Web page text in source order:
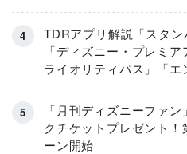
TDRアプリ解説「スタン
「ディズニー・プレミ
ライオリティパス」「エ
とは
「月刊ディズニーファ
クチケットプレゼント
ーン開始